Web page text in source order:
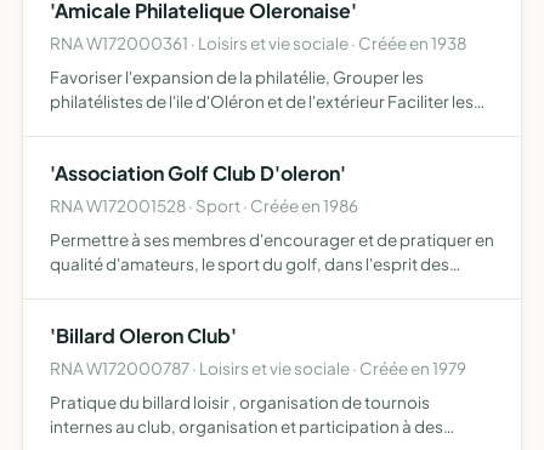
'Amicale Philatelique Oleronaise'
RNA W172000361 · Loisirs et vie sociale · Créée en 1938
Favoriser l'expansion de la philatélie, Grouper les
philatélistes de l'ile d'Oléron et de l'extérieur Faciliter les
'Association Golf Club D'oleron'
RNA W172001528 · Sport · Créée en 1986
Permettre à ses membres d'encourager et de pratiquer en
qualité d'amateurs, le sport du golf, dans l'esprit des
'Billard Oleron Club'
RNA W172000787 · Loisirs et vie sociale · Créée en 1979
Pratique du billard loisir , organisation de tournois
internes au club, organisation et participation à des